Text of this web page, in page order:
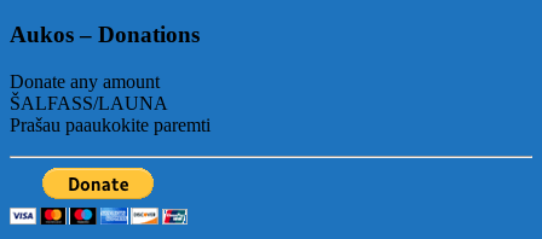
Aukos – Donations
Donate any amount
ŠALFASS/LAUNA
Prašau paaukokite paremti